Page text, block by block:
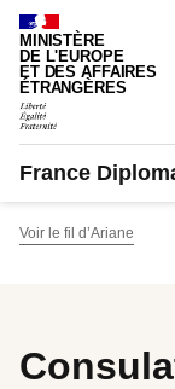
Panneau de gestion
MINISTÈRE
DE L'EUROPE
ET DES AFFAIRES
ÉTRANGÈRES
France
Voir le fil d’Ariane